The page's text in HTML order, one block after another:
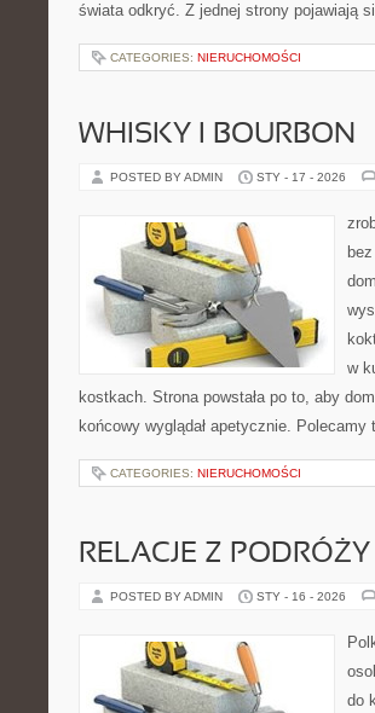
świata odkryć. Z jednej strony pojawiają
CATEGORIES: NIERUCHOMOŚCI
WHISKY I BOURBON
POSTED BY ADMIN STY - 17 - 2026
w
kostkach. Strona powstała po to, aby
końcowy wyglądał apetycznie.
CATEGORIES: NIERUCHOMOŚCI
RELACJE Z
POSTED BY ADMIN STY - 16 - 2026
do